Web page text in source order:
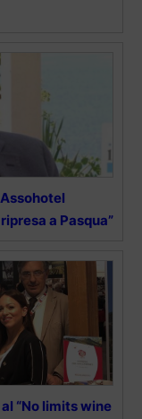
a Pasqua”
“No limits wine